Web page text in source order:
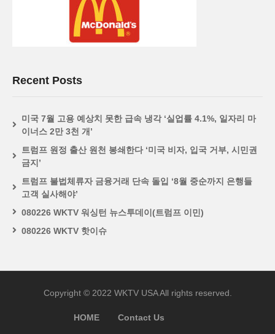
Recent Posts
미국 7월 고용 예상치 못한 급속 냉각 ‘실업률 4.1%, 일자리 마
이너스 2만 3천 개’
트럼프 원정 출산 원천 봉쇄한다 ‘미국 비자, 입국 거부, 시민권
금지’
트럼프 불법체류자 금융거래 단속 돌입 ‘8월 중순까지 은행들
고객 실사해야’
080226 WKTV 워싱턴 뉴스투데이(트럼프 이민)
080226 WKTV 핫이슈
Copyright © 2022 WKTV USA All rights reserved.
HOME Contact Us